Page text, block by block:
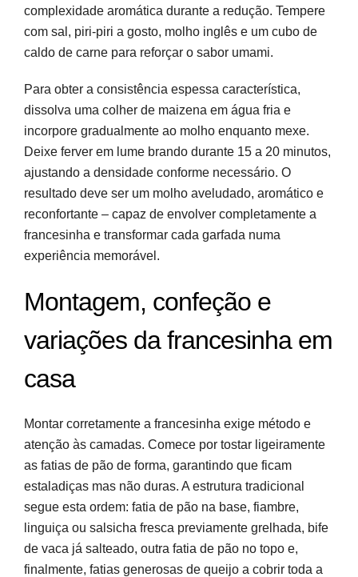
complexidade aromática durante a redução. Tempere
com sal, piri-piri a gosto, molho inglês e um cubo de
caldo de carne para reforçar o sabor umami.
Para obter a consistência espessa característica,
dissolva uma colher de maizena em água fria e
incorpore gradualmente ao molho enquanto mexe.
Deixe ferver em lume brando durante 15 a 20 minutos,
ajustando a densidade conforme necessário. O
resultado deve ser um molho aveludado, aromático e
reconfortante – capaz de envolver completamente a
francesinha e transformar cada garfada numa
experiência memorável.
Montagem, confeção e
variações da francesinha em
casa
Montar corretamente a francesinha exige método e
atenção às camadas. Comece por tostar ligeiramente
as fatias de pão de forma, garantindo que ficam
estaladiças mas não duras. A estrutura tradicional
segue esta ordem: fatia de pão na base, fiambre,
linguiça ou salsicha fresca previamente grelhada, bife
de vaca já salteado, outra fatia de pão no topo e,
finalmente, fatias generosas de queijo a cobrir toda a